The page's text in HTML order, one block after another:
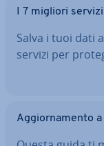
I 7 migliori
Salva i tuoi dati
servizi per
Ag­gior­na­men­to